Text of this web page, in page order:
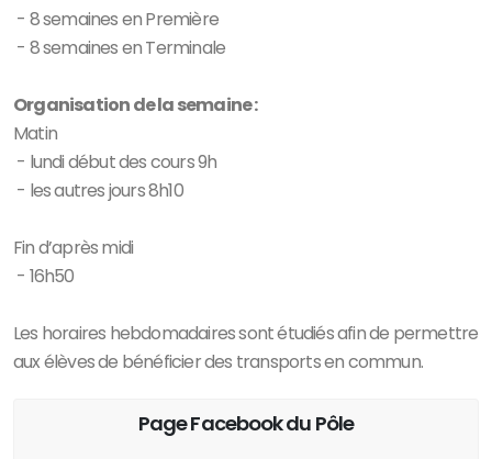
- 8 semaines en Première
- 8 semaines en Terminale
Organisation de la semaine :
Matin
- lundi début des cours 9h
- les autres jours 8h10
Fin d’après midi
- 16h50
Les horaires hebdomadaires sont étudiés afin de permettre
aux élèves de bénéficier des transports en commun.
Page Facebook du Pôle